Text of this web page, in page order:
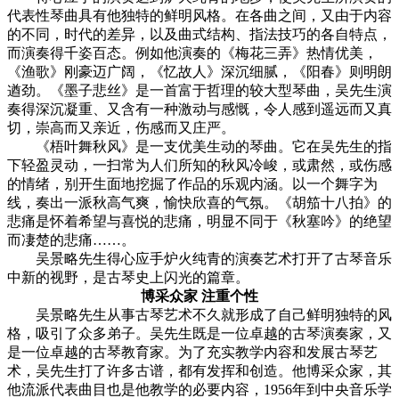
代表性琴曲具有他独特的鲜明风格。在各曲之间，又由于内容
的不同，时代的差异，以及曲式结构、指法技巧的各自特点，
而演奏得千姿百态。例如他演奏的《梅花三弄》热情优美，
《渔歌》刚豪迈广阔，《忆故人》深沉细腻，《阳春》则明朗
遒劲。《墨子悲丝》是一首富于哲理的较大型琴曲，吴先生演
奏得深沉凝重、又含有一种激动与感慨，令人感到遥远而又真
切，崇高而又亲近，伤感而又庄严。
《梧叶舞秋风》是一支优美生动的琴曲。它在吴先生的指
下轻盈灵动，一扫常为人们所知的秋风冷峻，或肃然，或伤感
的情绪，别开生面地挖掘了作品的乐观内涵。以一个舞字为
线，奏出一派秋高气爽，愉快欣喜的气氛。《胡笳十八拍》的
悲痛是怀着希望与喜悦的悲痛，明显不同于《秋塞吟》的绝望
而凄楚的悲痛……。
吴景略先生得心应手炉火纯青的演奏艺术打开了古琴音乐
中新的视野，是古琴史上闪光的篇章。
博采众家 注重个性
吴景略先生从事古琴艺术不久就形成了自己鲜明独特的风
格，吸引了众多弟子。吴先生既是一位卓越的古琴演奏家，又
是一位卓越的古琴教育家。为了充实教学内容和发展古琴艺
术，吴先生打了许多古谱，都有发挥和创造。他博采众家，其
他流派代表曲目也是他教学的必要内容，1956年到中央音乐学